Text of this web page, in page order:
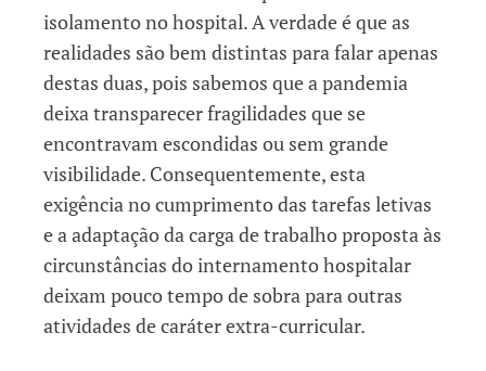
isolamento no hospital. A verdade é que as
realidades são bem distintas para falar apenas
destas duas, pois sabemos que a pandemia
deixa transparecer fragilidades que se
encontravam escondidas ou sem grande
visibilidade. Consequentemente, esta
exigência no cumprimento das tarefas letivas
e a adaptação da carga de trabalho proposta às
circunstâncias do internamento hospitalar
deixam pouco tempo de sobra para outras
atividades de caráter extra-curricular.